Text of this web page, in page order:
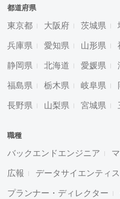
都道府県
東京都 大阪府 茨城県
兵庫県 愛知県 山形県
静岡県 北海道 愛媛県
福島県 栃木県 岐阜県
長野県 山梨県 宮城県
職種
バックエンドエンジニア
広報 データサイエンティス
プランナー・ディレクター